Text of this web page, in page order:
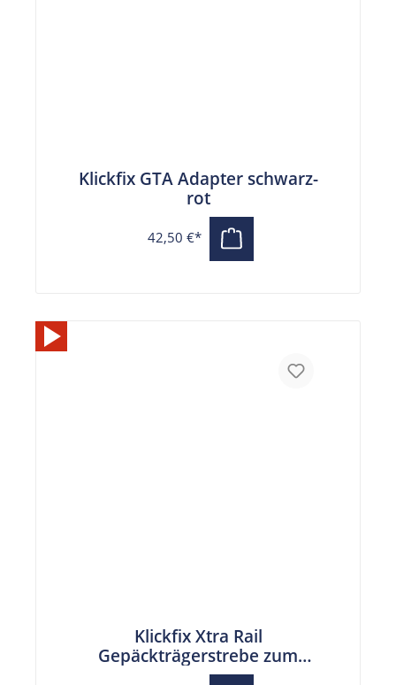
Klickfix GTA Adapter schwarz-
rot
42,50 €*
Klickfix Xtra Rail
Gepäckträgerstrebe zum
Nachrüsten